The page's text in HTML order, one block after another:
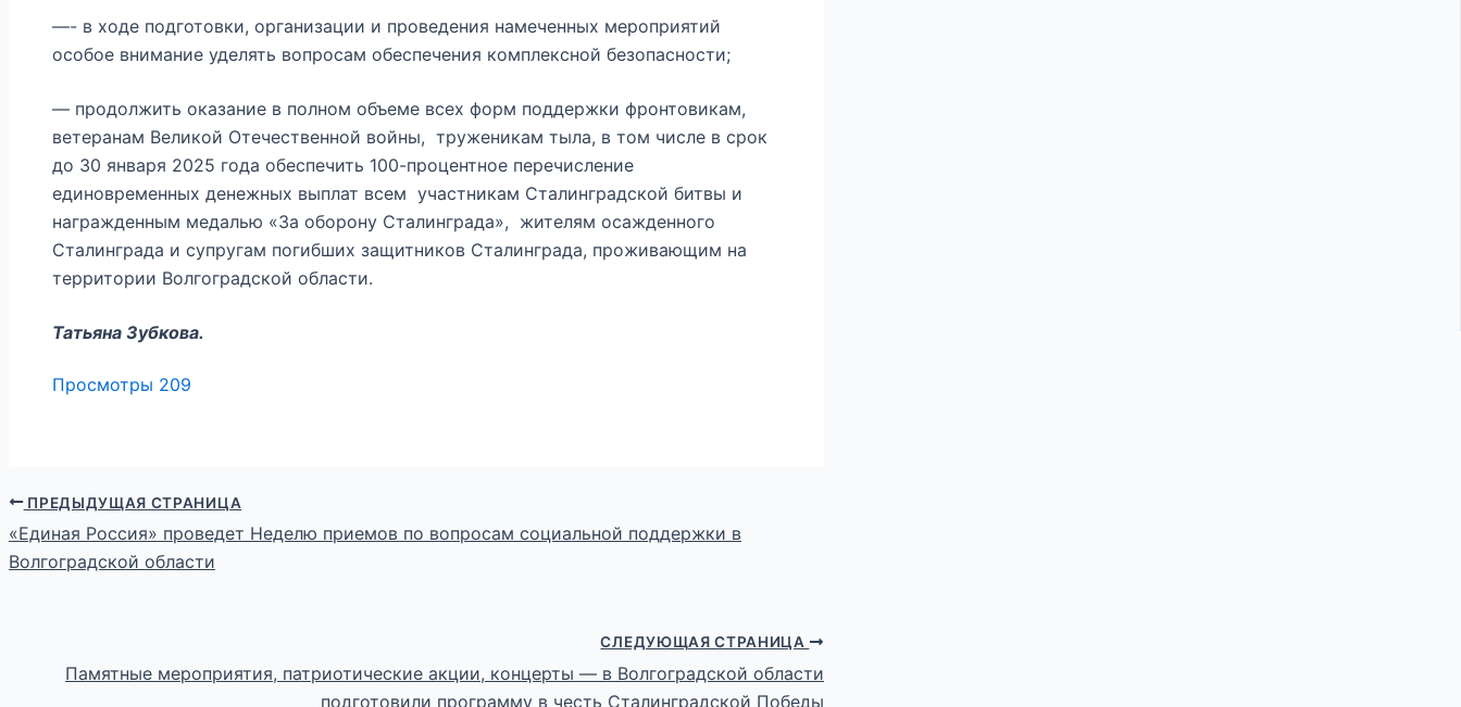
—- в ходе подготовки, организации и проведения намеченных мероприятий
особое внимание уделять вопросам обеспечения комплексной безопасности;
— продолжить оказание в полном объеме всех форм поддержки фронтовикам,
ветеранам Великой Отечественной войны, труженикам тыла, в том числе в срок
до 30 января 2025 года обеспечить 100-процентное перечисление
единовременных денежных выплат всем участникам Сталинградской битвы и
награжденным медалью «За оборону Сталинграда», жителям осажденного
Сталинграда и супругам погибших защитников Сталинграда, проживающим на
территории Волгоградской области.
Татьяна Зубкова.
Просмотры 209
ПРЕДЫДУЩАЯ СТРАНИЦА
«Единая Россия» проведет Неделю приемов по вопросам социальной поддержки в
Волгоградской области
СЛЕДУЮЩАЯ СТРАНИЦА
Памятные мероприятия, патриотические акции, концерты — в Волгоградской области
подготовили программу в честь Сталинградской Победы